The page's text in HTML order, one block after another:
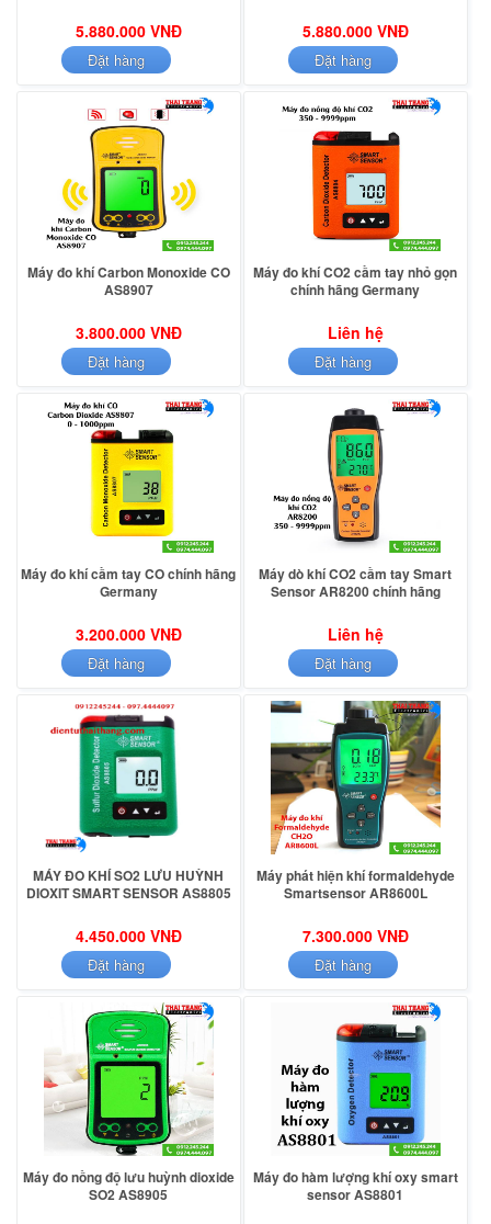
5.880.000 VNĐ
Đặt hàng
5.880.000 VNĐ
Đặt hàng
Máy đo khí Carbon Monoxide CO
AS8907
3.800.000 VNĐ
Đặt hàng
Máy đo khí CO2 cầm tay nhỏ gọn
chính hãng Germany
Liên hệ
Đặt hàng
Máy đo khí cầm tay CO chính hãng
Germany
3.200.000 VNĐ
Đặt hàng
Máy dò khí CO2 cầm tay Smart
Sensor AR8200 chính hãng
Liên hệ
Đặt hàng
MÁY ĐO KHÍ SO2 LƯU HUỲNH
DIOXIT SMART SENSOR AS8805
4.450.000 VNĐ
Đặt hàng
Máy phát hiện khí formaldehyde
Smartsensor AR8600L
7.300.000 VNĐ
Đặt hàng
Máy đo nồng độ lưu huỳnh dioxide
SO2 AS8905
Máy đo hàm lượng khí oxy smart
sensor AS8801